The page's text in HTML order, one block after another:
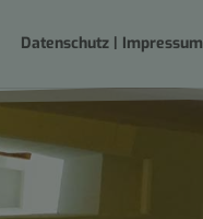
Datenschutz | Impressum